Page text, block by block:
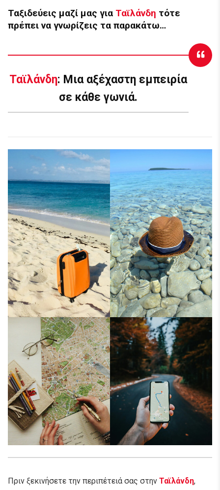
Ταξιδεύεις μαζί μας για Ταϊλάνδη τότε
πρέπει να γνωρίζεις τα παρακάτω…
Ταϊλάνδη: Μια αξέχαστη εμπειρία
σε κάθε γωνιά.
Πριν ξεκινήσετε την περιπέτειά σας στην Ταϊλάνδη,